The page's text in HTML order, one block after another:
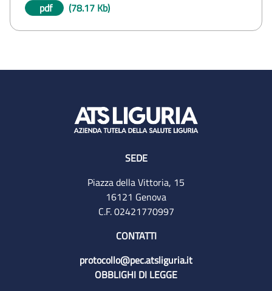
pdf (78.17 Kb)
SEDE
Piazza della Vittoria, 15
16121 Genova
C.F. 02421770997
CONTATTI
protocollo@pec.atsliguria.it
OBBLIGHI DI LEGGE